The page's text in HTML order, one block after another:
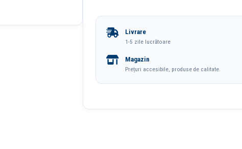
Mecanism
Maro
Livrare
1-5 zile lucrătoare
Magazin
Prețuri accesibile, produse de calitate.